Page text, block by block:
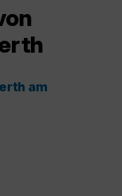
am